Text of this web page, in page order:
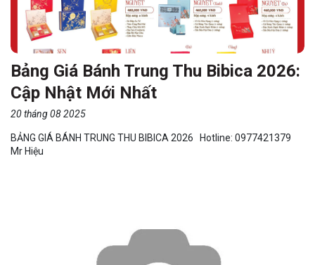
Bảng Giá Bánh Trung Thu Bibica 2026:
Cập Nhật Mới Nhất
20 tháng 08 2025
BẢNG GIÁ BÁNH TRUNG THU BIBICA 2026 Hotline: 0977421379
Mr Hiệu